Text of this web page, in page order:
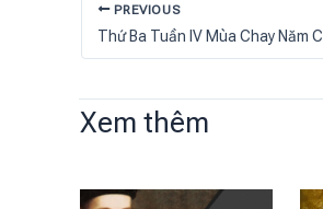
PREVIOUS
Thứ Ba Tuần IV Mùa Chay Năm C
Xem thêm